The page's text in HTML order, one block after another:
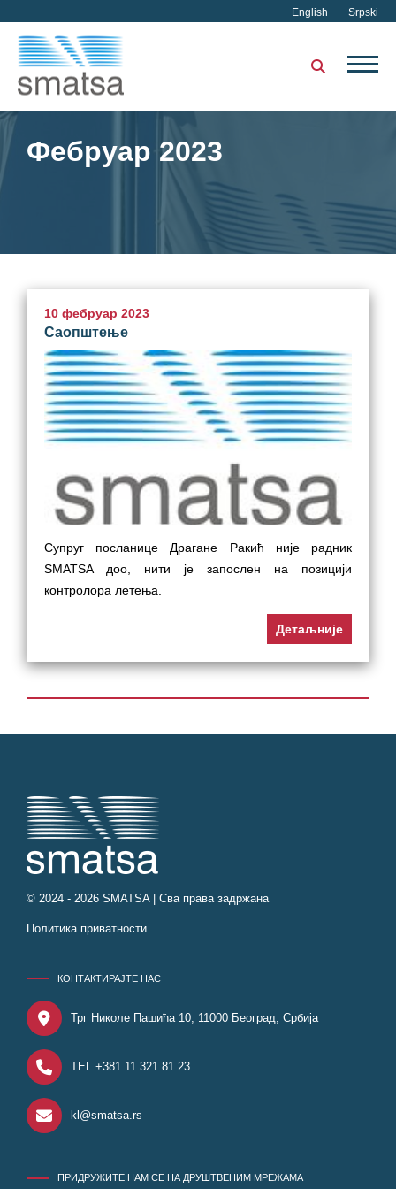
English Srpski
Фебруар 2023
10 фебруар 2023
Саопштење
Супруг посланице Драгане Ракић није радник
SMATSA доо, нити је запослен на позицији
контролора летења.
Детаљније
© 2024 - 2026 SMATSA | Сва права задржана
Политика приватности
КОНТАКТИРАЈТЕ НАС
Трг Николе Пашића 10, 11000 Београд, Србија
TEL +381 11 321 81 23
kl@smatsa.rs
ПРИДРУЖИТЕ НАМ СЕ НА ДРУШТВЕНИМ МРЕЖАМА